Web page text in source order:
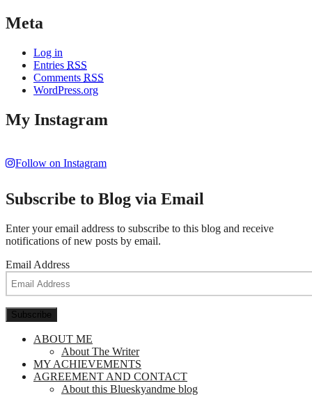
Meta
Log in
Entries RSS
Comments RSS
WordPress.org
My Instagram
Follow on Instagram
Subscribe to Blog via Email
Enter your email address to subscribe to this blog and receive
notifications of new posts by email.
Email Address
Subscribe
ABOUT ME
About The Writer
MY ACHIEVEMENTS
AGREEMENT AND CONTACT
About this Blueskyandme blog